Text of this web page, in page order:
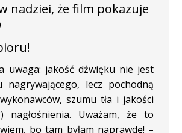
nadziei, że film pokazuje
jakość dźwięku nie jest
nagrywającego, lecz pochodną
szumu tła i jakości
nagłośnienia. Uważam, że to
bo tam byłam naprawdę! –